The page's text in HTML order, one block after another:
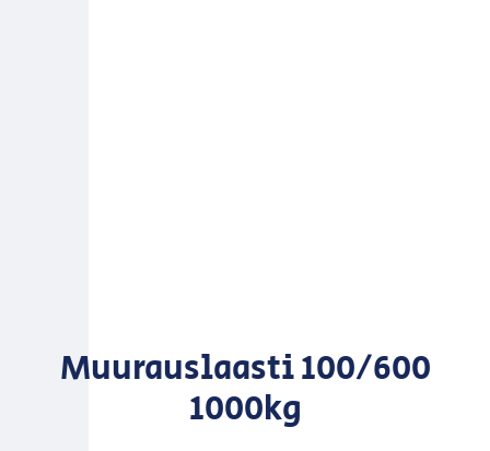
Muurauslaasti 100/600
1000kg